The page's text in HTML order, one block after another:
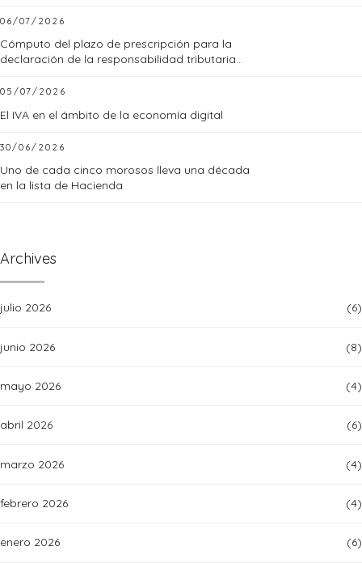
06/07/2026
Cómputo del plazo de prescripción para la
declaración de la responsabilidad tributaria
05/07/2026
El IVA en el ámbito de la economía digital
30/06/2026
Uno de cada cinco morosos lleva una década
en la lista de Hacienda
Archives
julio 2026 (6)
junio 2026 (8)
mayo 2026 (4)
abril 2026 (6)
marzo 2026 (4)
febrero 2026 (4)
enero 2026 (6)